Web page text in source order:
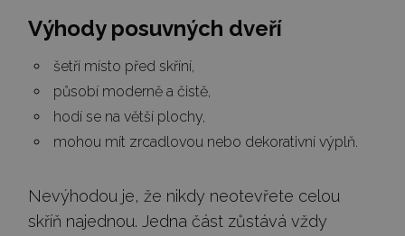
Výhody posuvných dveří
šetří místo před skříní,
působí moderně a čistě,
hodí se na větší plochy,
mohou mít zrcadlovou nebo dekorativní výplň.
Nevýhodou je, že nikdy neotevřete celou
skříň najednou. Jedna část zůstává vždy